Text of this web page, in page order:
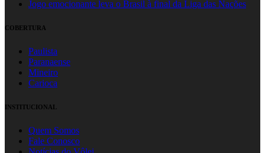
Jogo emocionante leva o Brasil à final da Liga das Nações
COBERTURA
Paulista
Paranaense
Mineiro
Carioca
INSTITUCIONAL
Quem Somos
Fale Conosco